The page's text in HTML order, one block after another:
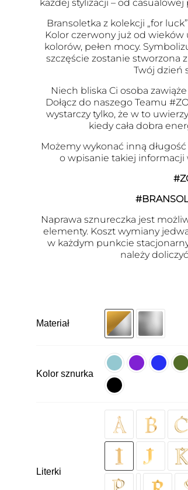
każdej stylizacji – od
Bransoletka z kolekcji „for
Kolor czerwony już od wieków
kolorów, pełen mocy.
szczęście zostanie stworzona
Twój dzień
Niech bliska Ci osoba
Dołącz do naszego Teamu
wystarczy tylko, że w to
kiedy cała dobra
Możemy wykonać inną
o wpisanie takiej informacji
Naprawa sznureczka jest
elementy. Koszt wymiany
w każdym punkcie
należy
Materiał
Kolor sznurka
Literki